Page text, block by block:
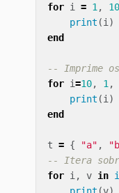
for i = 1 , 10
print (i )
end
-- Imprime
for i=10, 1 ,
print (i )
end
t = { "a" ,
-- Itera
for i , v in
print (v)